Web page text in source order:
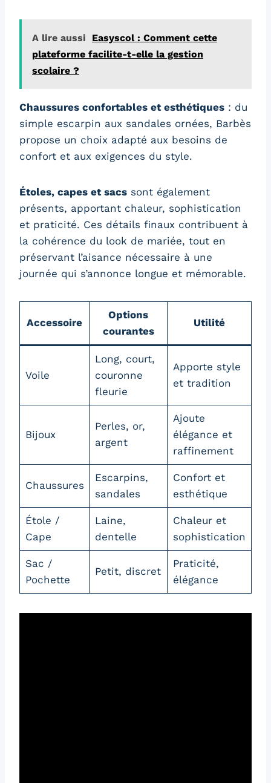
A lire aussi
Easyscol : Comment cette
plateforme facilite-t-elle la gestion
scolaire ?
Chaussures confortables et esthétiques : du
simple escarpin aux sandales ornées, Barbès
propose un choix adapté aux besoins de
confort et aux exigences du style.
Étoles, capes et sacs sont également
présents, apportant chaleur, sophistication
et praticité. Ces détails finaux contribuent à
la cohérence du look de mariée, tout en
préservant l’aisance nécessaire à une
journée qui s’annonce longue et mémorable.
Accessoire
Options
courantes
Utilité
Voile
Long, court,
couronne
fleurie
Apporte style
et tradition
Bijoux
Perles, or,
argent
Ajoute
élégance et
raffinement
Chaussures
Escarpins,
sandales
Confort et
esthétique
Étole /
Cape
Laine,
dentelle
Chaleur et
sophistication
Sac /
Pochette
Petit, discret
Praticité,
élégance